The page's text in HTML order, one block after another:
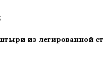
;
из легированной